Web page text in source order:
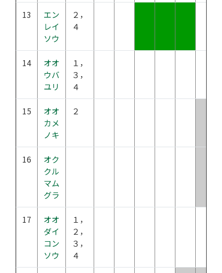
13
エン
レイ
ソウ
２，
４
14
オオ
ウバ
ユリ
１，
３，
４
15
オオ
カメ
ノキ
２
16
オク
クル
マム
グラ
17
オオ
ダイ
コン
ソウ
１，
２，
３，
４